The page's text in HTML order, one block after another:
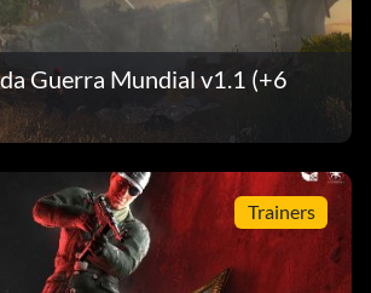
Guerra Mundial v1.1 (+6
Trainers